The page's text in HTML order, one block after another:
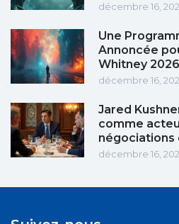
décembre 16,
Une
Annoncée
Whitney 2026
décembre 16,
Jared
comme
négociations
décembre 16,